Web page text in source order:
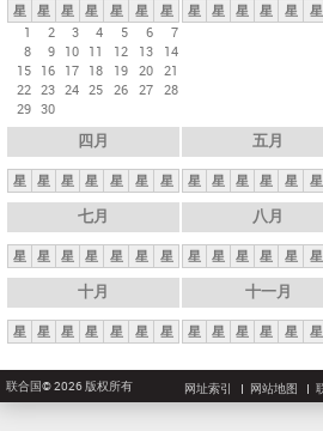
星 星 星 星 星 星
星
1
2 3 4 5 6
7
8
9 10 11 12 13
14
15 16 17 18 19 20 21
22 23 24 25 26 27 28
29 30
星 星 星 星 星 星
四月
星 星 星 星 星 星 星
五月
星 星 星 星 星 星
七月
星 星 星 星 星 星 星
八月
星 星 星 星 星 星
十月
星 星 星 星 星 星 星
十一月
星 星 星 星 星 星
联合国© 2026 版权所有 网址索引 网站地图